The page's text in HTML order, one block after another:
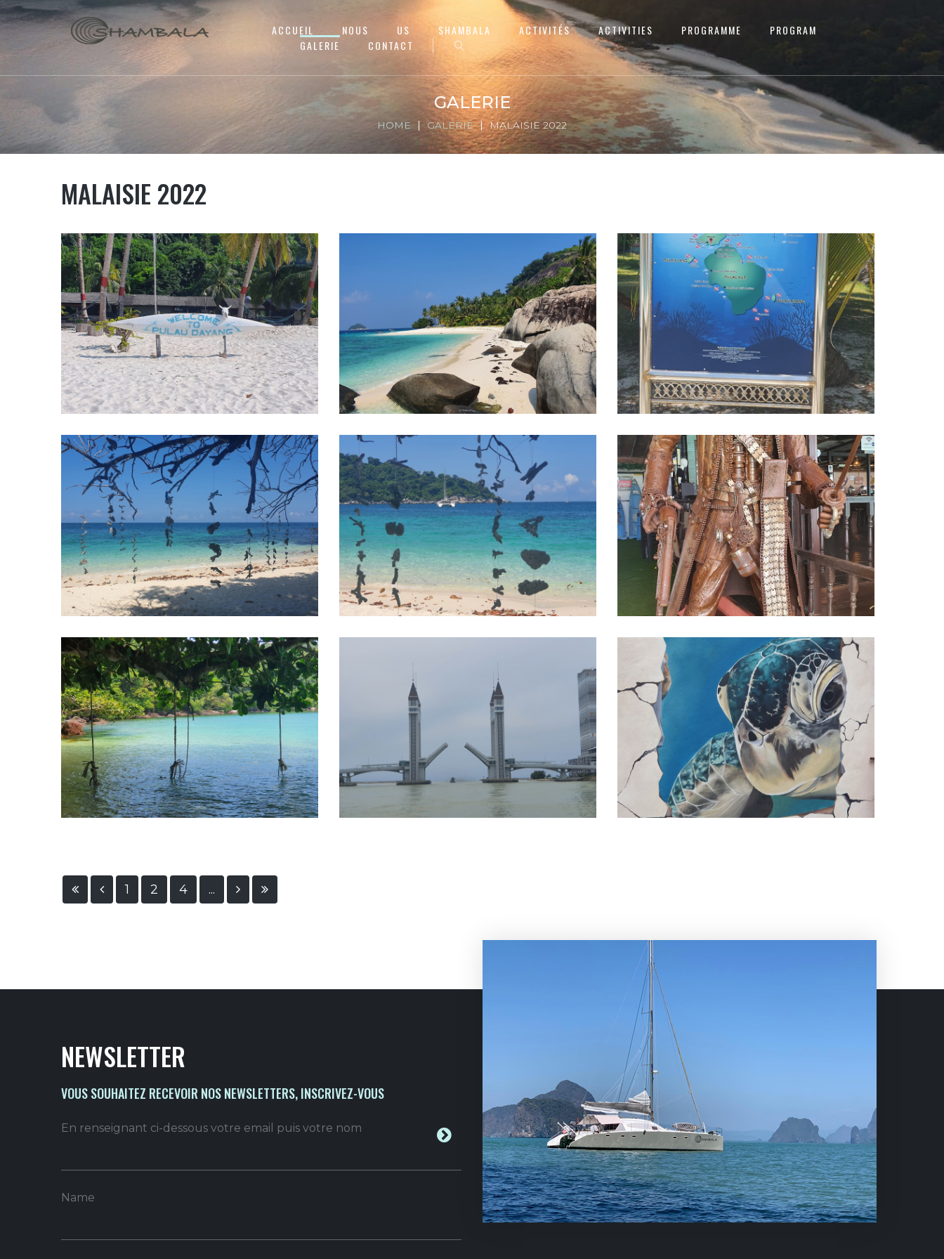
ACCUEIL NOUS US SHAMBALA ACTIVITÉS ACTIVITIES PROGRAMME
PROGRAM
GALERIE
CONTACT
GALERIE
HOME GALERIE MALAISIE 2022
MALAISIE 2022
1 2 4 ...
NEWSLETTER
VOUS SOUHAITEZ RECEVOIR NOS NEWSLETTERS, INSCRIVEZ-VOUS
En renseignant ci-dessous votre email puis votre nom
Name